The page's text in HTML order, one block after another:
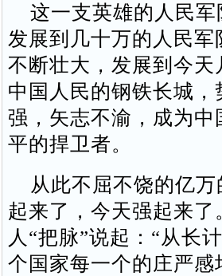
这一支英雄的人民军
发展到几十万的人民
不断壮大，发展到今
中国人民的钢铁长城
强，矢志不渝，成为
平的捍卫者。
从此不屈不饶的亿万
起来了，今天强起来
人“把脉”说起：“从长
个国家每一个的庄严